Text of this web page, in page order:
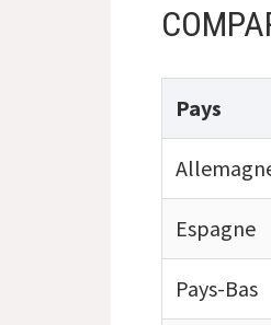
Pays
Espagne
Pays-Bas